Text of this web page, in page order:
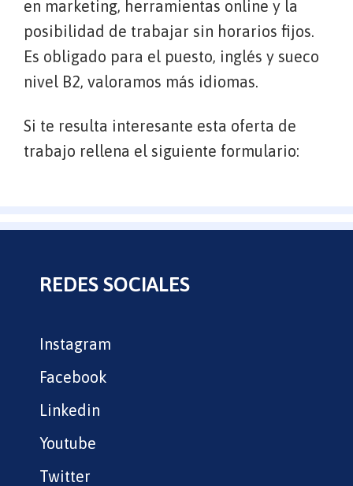
en marketing, herramientas online y la
posibilidad de trabajar sin horarios fijos.
Es obligado para el puesto, inglés y sueco
nivel B2, valoramos más idiomas.
Si te resulta interesante esta oferta de
trabajo rellena el siguiente formulario:
REDES SOCIALES
Instagram
Facebook
Linkedin
Youtube
Twitter